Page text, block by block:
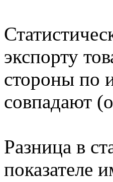
экспорту
стороны по
совпадают
Разница в
показателе